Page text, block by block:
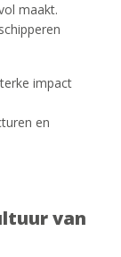
maakt.
impact
en
van